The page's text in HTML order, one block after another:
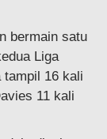
bermain satu
Liga
tampil 16 kali
11 kali